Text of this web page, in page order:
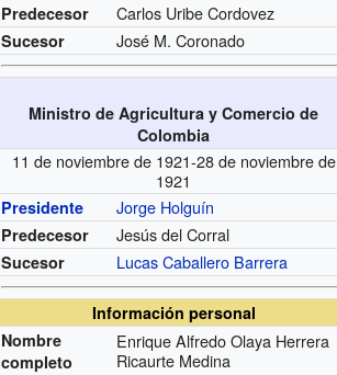
Predecesor Carlos Uribe Cordovez
Sucesor José M. Coronado
Ministro de Agricultura y Comercio de
Colombia
11 de noviembre de 1921-28 de noviembre de
1921
Presidente Jorge Holguín
Predecesor Jesús del Corral
Sucesor Lucas Caballero Barrera
Información personal
Nombre
completo
Enrique Alfredo Olaya Herrera
Ricaurte Medina